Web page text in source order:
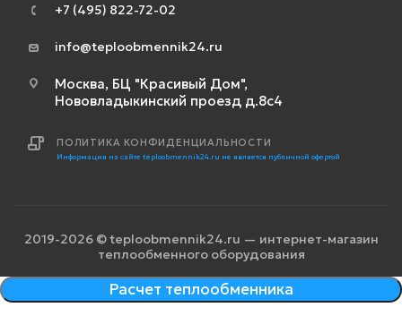
+7 (495) 822-72-02
info@teploobmennik24.ru
Москва, БЦ "Красивый Дом",
Нововладыкинский проезд д.8с4
ПОЛИТИКА КОНФИДЕНЦИАЛЬНОСТИ
Информация на сайте teploobmennik24.ru не является публичной офертой
2019-2026 © teploobmennik24.ru — интернет-магазин
теплообменного оборудования
Расчет теплообменника